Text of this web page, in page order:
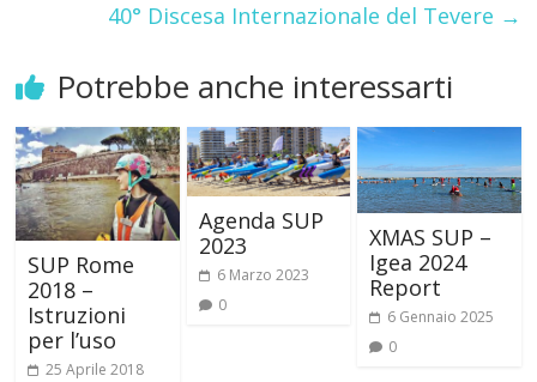
40° Discesa Internazionale del Tevere →
Potrebbe anche interessarti
SUP Rome
2018 –
Istruzioni
per l’uso
25 Aprile 2018
Agenda SUP
2023
6 Marzo 2023
0
XMAS SUP –
Igea 2024
Report
6 Gennaio 2025
0